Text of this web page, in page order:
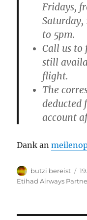
Fridays,
Saturday,
to 5pm.
Call us
still
flight.
The
deducted
account
Dank an
Autor
butzi bereist
Etihad Airways